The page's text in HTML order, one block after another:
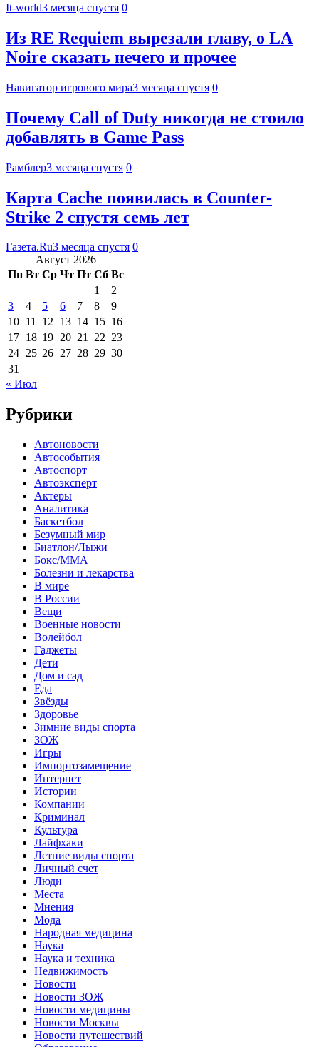
It-world3 месяца спустя 0
Из RE Requiem вырезали главу, о LA
Noire сказать нечего и прочее
Навигатор игрового мира3 месяца спустя 0
Почему Call of Duty никогда не стоило
добавлять в Game Pass
Рамблер3 месяца спустя 0
Карта Cache появилась в Counter-
Strike 2 спустя семь лет
Газета.Ru3 месяца спустя 0
Август 2026
Пн Вт Ср Чт Пт Сб Вс
1
2
3
4 5 6 7 8
9
10 11 12 13 14 15 16
17 18 19 20 21 22 23
24 25 26 27 28 29 30
31
« Июл
Рубрики
Автоновости
Автособытия
Автоспорт
Автоэксперт
Актеры
Аналитика
Баскетбол
Безумный мир
Биатлон/Лыжи
Бокс/MMA
Болезни и лекарства
В мире
В России
Вещи
Военные новости
Волейбол
Гаджеты
Дети
Дом и сад
Еда
Звёзды
Здоровье
Зимние виды спорта
ЗОЖ
Игры
Импортозамещение
Интернет
Истории
Компании
Криминал
Культура
Лайфхаки
Летние виды спорта
Личный счет
Люди
Места
Мнения
Мода
Народная медицина
Наука
Наука и техника
Недвижимость
Новости
Новости ЗОЖ
Новости медицины
Новости Москвы
Новости путешествий